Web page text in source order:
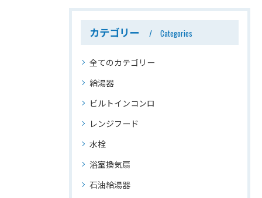
カテゴリー Categories
全てのカテゴリー
給湯器
ビルトインコンロ
レンジフード
水栓
浴室換気扇
石油給湯器